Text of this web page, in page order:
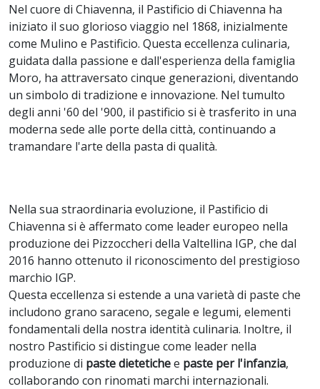
Nel cuore di Chiavenna, il Pastificio di Chiavenna ha
iniziato il suo glorioso viaggio nel 1868, inizialmente
come Mulino e Pastificio. Questa eccellenza culinaria,
guidata dalla passione e dall'esperienza della famiglia
Moro, ha attraversato cinque generazioni, diventando
un simbolo di tradizione e innovazione. Nel tumulto
degli anni '60 del '900, il pastificio si è trasferito in una
moderna sede alle porte della città, continuando a
tramandare l'arte della pasta di qualità.
Nella sua straordinaria evoluzione, il Pastificio di
Chiavenna si è affermato come leader europeo nella
produzione dei Pizzoccheri della Valtellina IGP, che dal
2016 hanno ottenuto il riconoscimento del prestigioso
marchio IGP.
Questa eccellenza si estende a una varietà di paste che
includono grano saraceno, segale e legumi, elementi
fondamentali della nostra identità culinaria. Inoltre, il
nostro Pastificio si distingue come leader nella
produzione di paste dietetichee paste per l'infanzia,
collaborando con rinomati marchi internazionali.